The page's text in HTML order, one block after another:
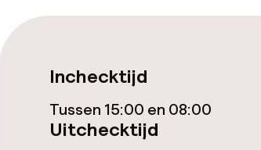
Eet- en drinkdiensten
Ontbijtbuffet
Inchecktijd
Tussen 15:00 en 08:00
Uitchecktijd